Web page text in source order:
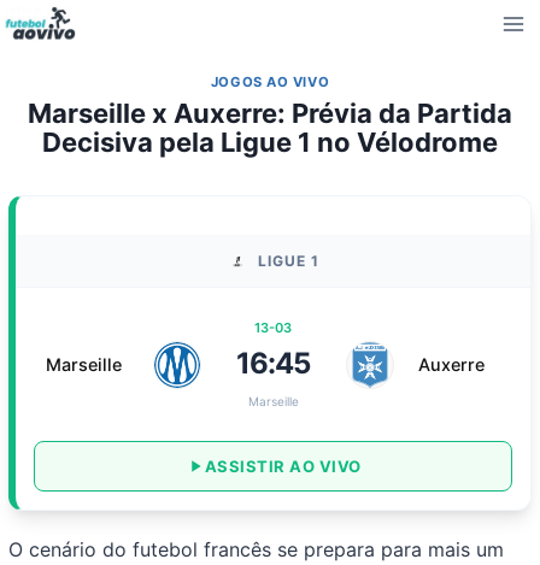
Pular
para
Conteúdo
JOGOS AO VIVO
Marseille x Auxerre: Prévia da Partida
Decisiva pela Ligue 1 no Vélodrome
LIGUE 1
Marseille
13-03
16:45
Marseille
Auxerre
ASSISTIR AO VIVO
O cenário do futebol francês se prepara para mais um